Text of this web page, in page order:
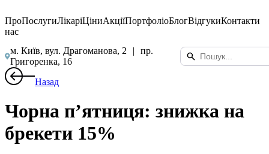
Про
нас
ПослугиЛікаріЦіниАкціїПортфоліоБлогВідгукиКонтакти
м. Київ, вул. Драгоманова, 2 |
пр.
Григоренка, 16
Назад
Чорна п’ятниця: знижка на
брекети 15%